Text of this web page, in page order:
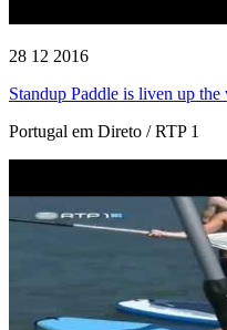
28 12 2016
Standup Paddle is liven up
Portugal em Direto / RTP 1